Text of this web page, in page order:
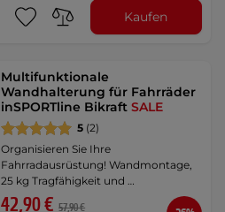
Kaufen
Multifunktionale
Wandhalterung für Fahrräder
inSPORTline BikraftSALE
5 (2)
Organisieren Sie Ihre
Fahrradausrüstung! Wandmontage,
25 kg Tragfähigkeit und …
42,90 € 57,90 €